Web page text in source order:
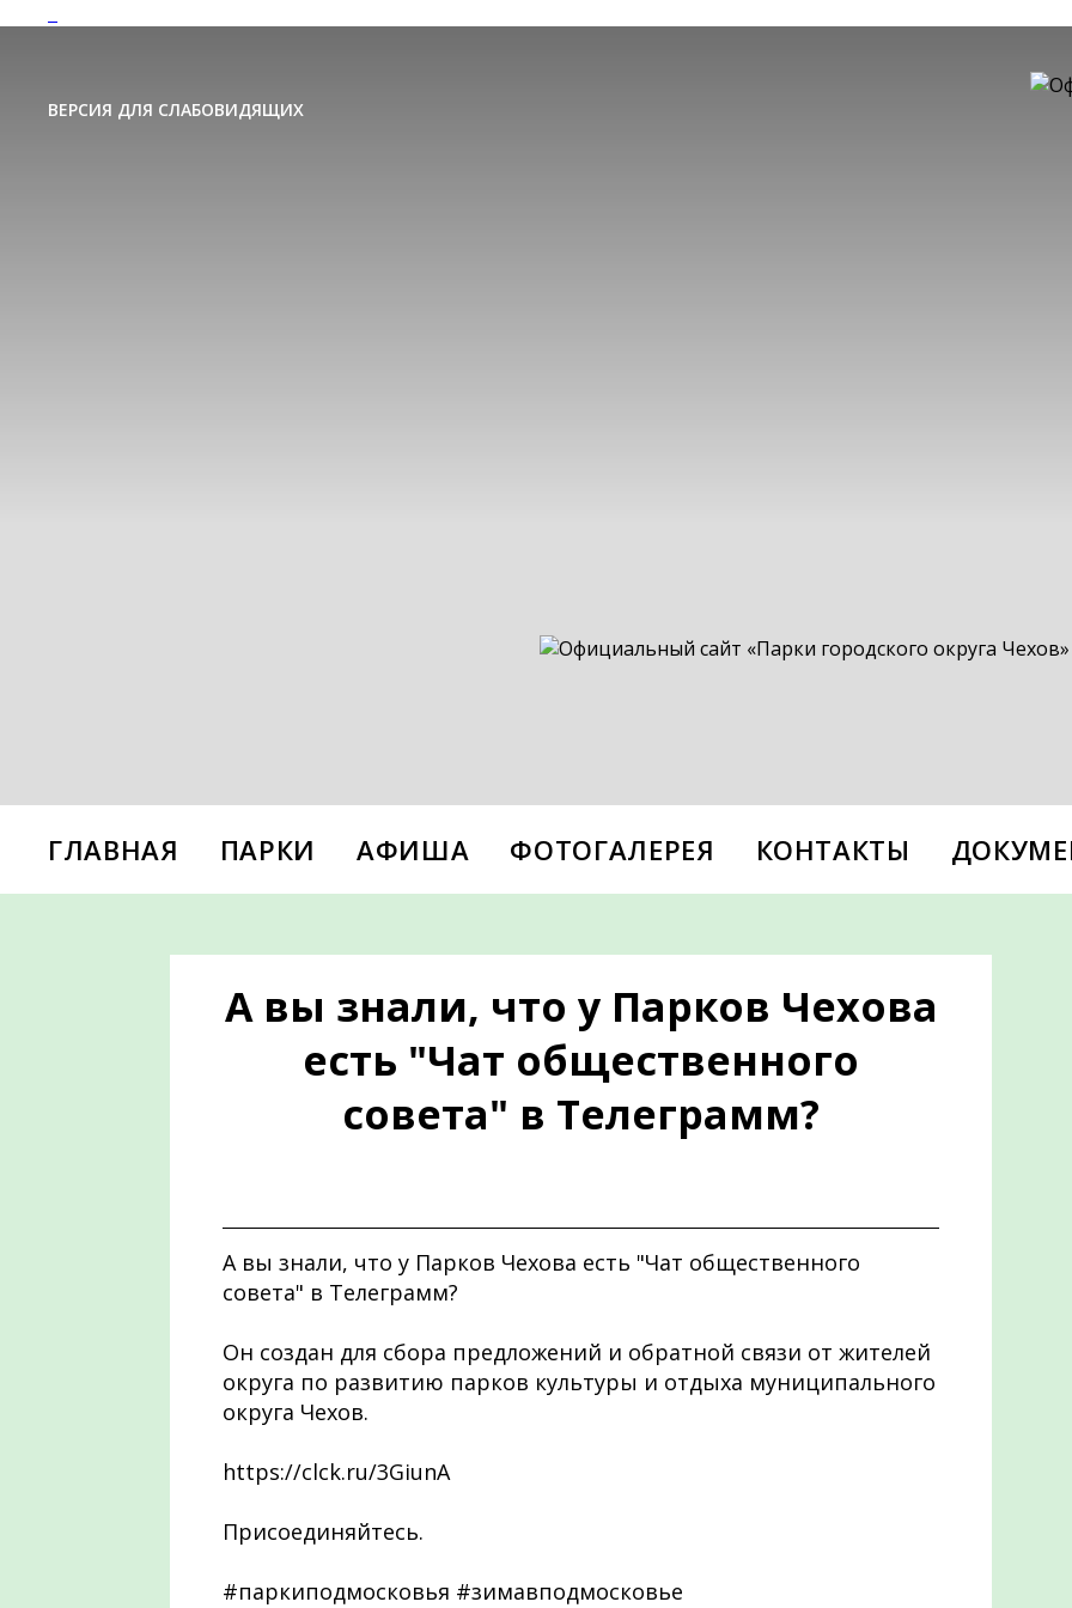
ВЕРСИЯ ДЛЯ СЛАБОВИДЯЩИХ
ГЛАВНАЯ ПАРКИ АФИША ФОТОГАЛЕРЕЯ КОНТАКТЫ
А вы знали, что у Парков Чехова
есть "Чат общественного
совета" в Телеграмм?
А вы знали, что у Парков Чехова есть "Чат общественного
совета" в Телеграмм?
Он создан для сбора предложений и обратной связи от жителей
округа по развитию парков культуры и отдыха муниципального
округа Чехов.
https://clck.ru/3GiunA
Присоединяйтесь.
#паркиподмосковья #зимавподмосковье